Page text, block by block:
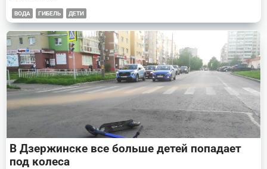
ВОДА ГИБЕЛЬ ДЕТИ
В Дзержинске все больше детей попадает
под колеса